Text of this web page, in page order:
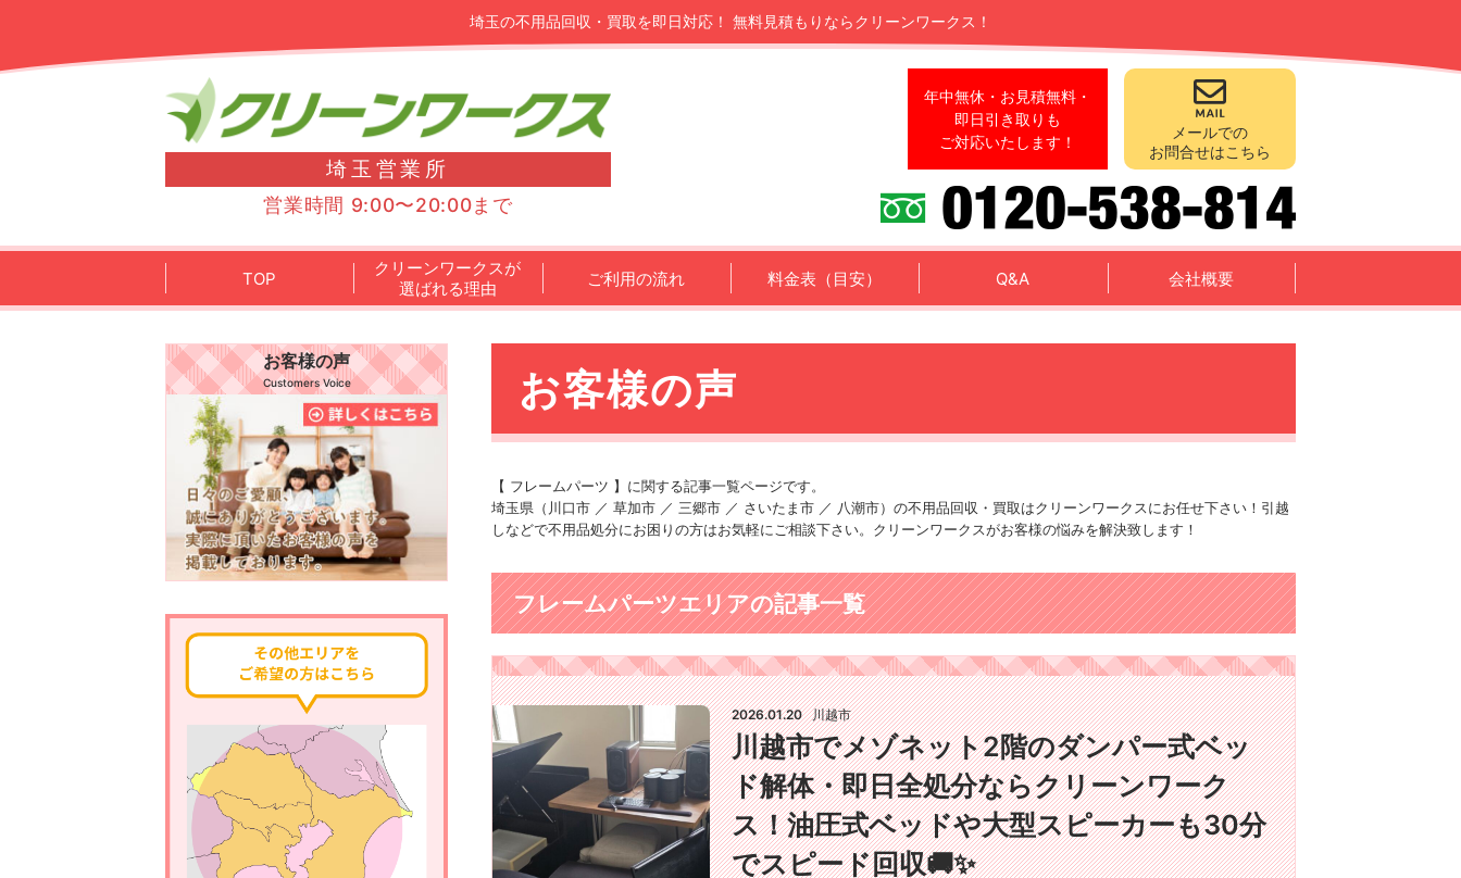
埼玉の不用品回収・買取を即日対応！ 無料見積もりならクリーンワークス！
埼玉営業所
営業時間 9:00〜20:00まで
年中無休・お見積無料・
即日引き取りも
ご対応いたします！
メールでの
お問合せはこちら
TOP
クリーンワークスが
選ばれる理由
ご利用の流れ 料金表（目安） Q&A 会社概要
お客様の声
【 フレームパーツ 】に関する記事一覧ページです。
埼玉県（川口市 ／ 草加市 ／ 三郷市 ／ さいたま市 ／ 八潮市）の不用品回収・買取はクリーンワークスにお任せ下さい！引越
しなどで不用品処分にお困りの方はお気軽にご相談下さい。クリーンワークスがお客様の悩みを解決致します！
フレームパーツエリアの記事一覧
2026.01.20 川越市
川越市でメゾネット2階のダンパー式ベッ
ド解体・即日全処分ならクリーンワーク
ス！油圧式ベッドや大型スピーカーも30分
でスピード回収🚚✨
お客様の声
Customers Voice